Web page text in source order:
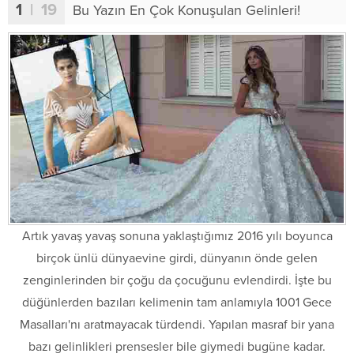
1 | 19 Bu Yazın En Çok Konuşulan Gelinleri!
Artık yavaş yavaş sonuna yaklaştığımız 2016 yılı boyunca
birçok ünlü dünyaevine girdi, dünyanın önde gelen
zenginlerinden bir çoğu da çocuğunu evlendirdi. İşte bu
düğünlerden bazıları kelimenin tam anlamıyla 1001 Gece
Masalları'nı aratmayacak türdendi. Yapılan masraf bir yana
bazı gelinlikleri prensesler bile giymedi bugüne kadar.